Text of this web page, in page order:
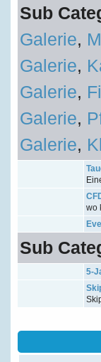
Sub
Galerie,
Galerie,
Galerie,
Galerie,
Galerie,
wo
Sub
5-